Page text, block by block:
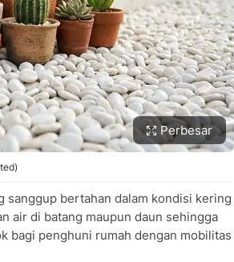
Perbesar
sanggup bertahan dalam kondisi kering
air di batang maupun daun sehingga
bagi penghuni rumah dengan mobilitas